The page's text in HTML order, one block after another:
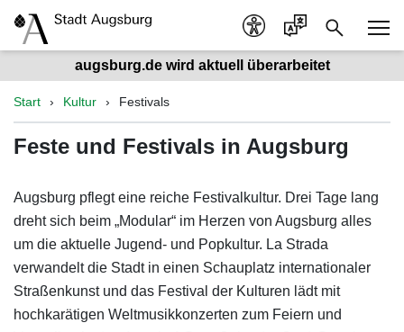
augsburg.de wird aktuell überarbeitet
Start Kultur Festivals
Feste und Festivals in Augsburg
Augsburg pflegt eine reiche Festivalkultur. Drei Tage lang
dreht sich beim „Modular“ im Herzen von Augsburg alles
um die aktuelle Jugend- und Popkultur. La Strada
verwandelt die Stadt in einen Schauplatz internationaler
Straßenkunst und das Festival der Kulturen lädt mit
hochkarätigen Weltmusikkonzerten zum Feiern und